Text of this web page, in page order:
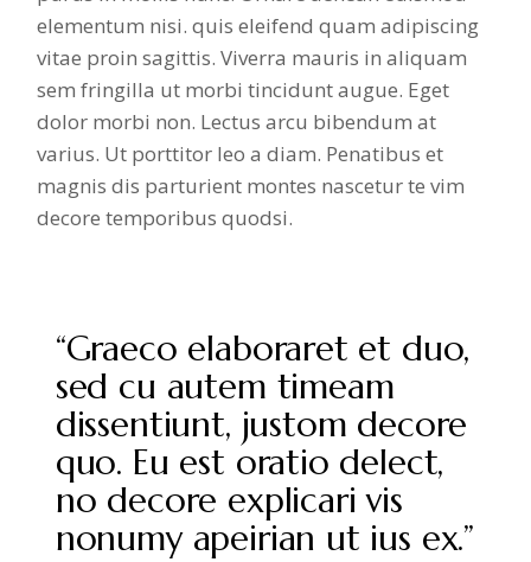
elementum nisi. quis eleifend quam adipiscing
vitae proin sagittis. Viverra mauris in aliquam
sem fringilla ut morbi tincidunt augue. Eget
dolor morbi non. Lectus arcu bibendum at
varius. Ut porttitor leo a diam. Penatibus et
magnis dis parturient montes nascetur te vim
decore temporibus quodsi.
“Graeco elaboraret et duo,
sed cu autem timeam
dissentiunt, justom decore
quo. Eu est oratio delect,
no decore explicari vis
nonumy apeirian ut ius ex.”